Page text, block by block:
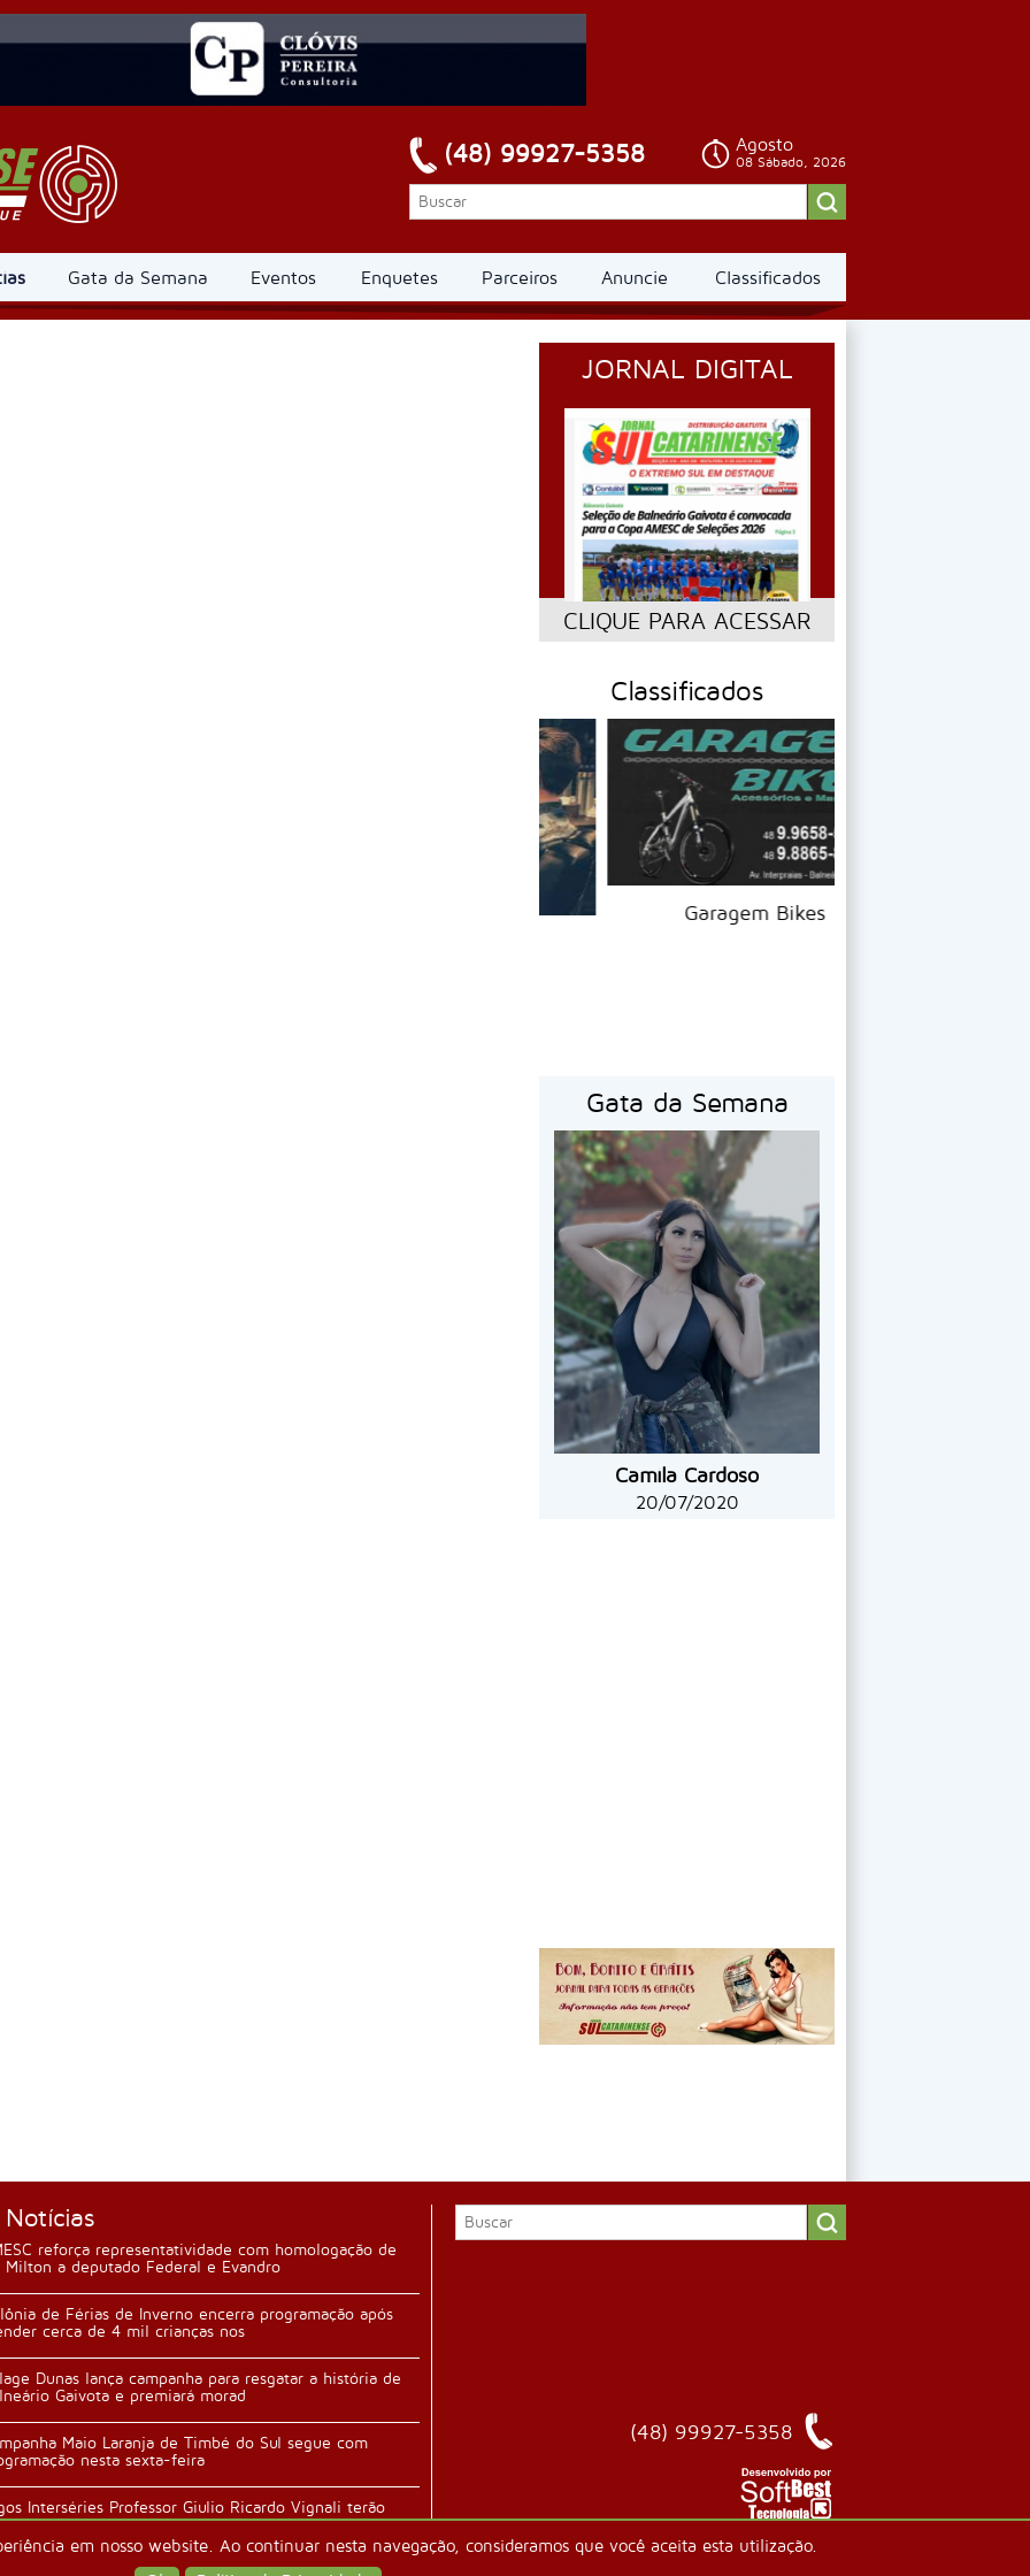
(48) 99927-5358 Agosto
08 Sábado, 2026
Gata da Semana Eventos Enquetes Parceiros Anuncie Classificados
JORNAL DIGITAL
CLIQUE PARA ACESSAR
Classificados
Garagem Bikes
Gata da Semana
Camila Cardoso
20/07/2020
em nosso website. Ao continuar nesta navegação, consideramos que você aceita esta utilização.
reforça representatividade com homologação de
Milton a deputado Federal e Evandro
de Férias de Inverno encerra programação após
cerca de 4 mil crianças nos
Dunas lança campanha para resgatar a história de
Gaivota e premiará morad
Maio Laranja de Timbé do Sul segue com
nesta sexta-feira
Interséries Professor Giulio Ricardo Vignali terão
durante festa da família n
(48) 99927-5358